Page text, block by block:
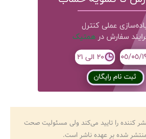
کننده را تایید می‌کند ولی مسئولیت صحت
شده بر عهده ناشر است.